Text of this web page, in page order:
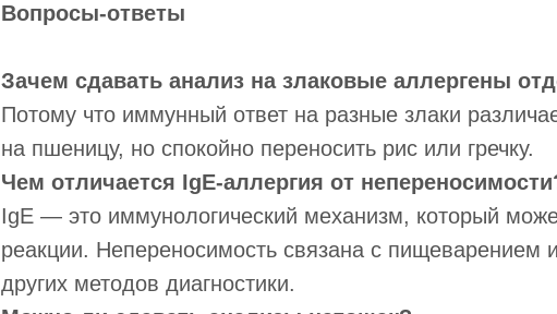
Вопросы-ответы
Зачем сдавать анализ на злаковые аллергены
Потому что иммунный ответ на разные злаки
на пшеницу, но спокойно переносить рис или гречку.
Чем отличается IgE-аллергия от
IgE — это иммунологический механизм, который
реакции. Непереносимость связана с
других методов диагностики.